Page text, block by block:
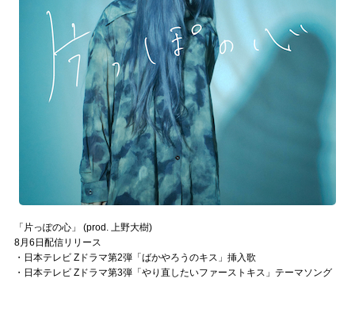
「片っぽの心」 (prod. 上野大樹)
8月6日配信リリース
・日本テレビ Zドラマ第2弾「ばかやろうのキス」挿入歌
・日本テレビ Zドラマ第3弾「やり直したいファーストキス」テーマソング